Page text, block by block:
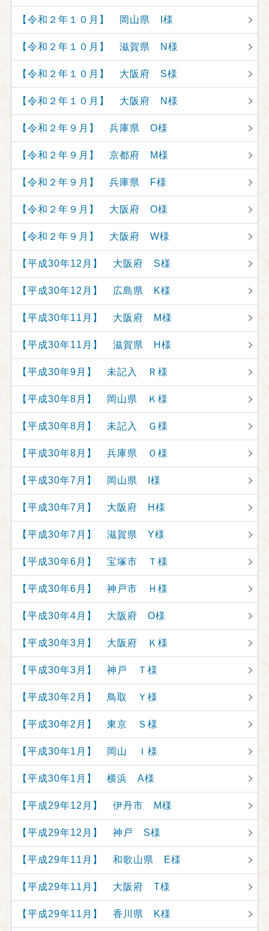
【令和２年１０月】 岡山県 I様
【令和２年１０月】 滋賀県 N様
【令和２年１０月】 大阪府 S様
【令和２年１０月】 大阪府 N様
【令和２年９月】 兵庫県 O様
【令和２年９月】 京都府 M様
【令和２年９月】 兵庫県 F様
【令和２年９月】 大阪府 O様
【令和２年９月】 大阪府 W様
【平成30年12月】 大阪府 S様
【平成30年12月】 広島県 K様
【平成30年11月】 大阪府 M様
【平成30年11月】 滋賀県 H様
【平成30年9月】 未記入 Ｒ様
【平成30年8月】 岡山県 Ｋ様
【平成30年8月】 未記入 Ｇ様
【平成30年8月】 兵庫県 Ｏ様
【平成30年7月】 岡山県 I様
【平成30年7月】 大阪府 H様
【平成30年7月】 滋賀県 Y様
【平成30年6月】 宝塚市 Ｔ様
【平成30年6月】 神戸市 Ｈ様
【平成30年4月】 大阪府 O様
【平成30年3月】 大阪府 Ｋ様
【平成30年3月】 神戸 Ｔ様
【平成30年2月】 鳥取 Ｙ様
【平成30年2月】 東京 Ｓ様
【平成30年1月】 岡山 Ｉ様
【平成30年1月】 横浜 A様
【平成29年12月】 伊丹市 M様
【平成29年12月】 神戸 S様
【平成29年11月】 和歌山県 E様
【平成29年11月】 大阪府 T様
【平成29年11月】 香川県 K様